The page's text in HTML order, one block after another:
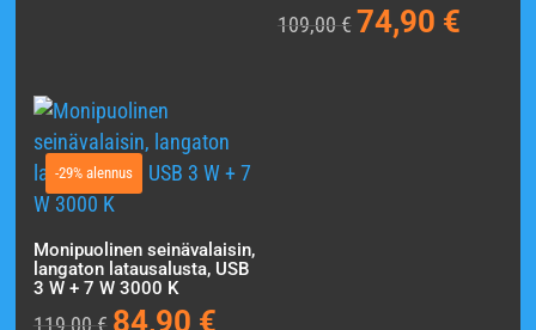
109,00€Alkuperäinen
74,90 €Nykyinen
-29% alennus
Monipuolinen seinävalaisin,
langaton latausalusta, USB
3 W + 7 W 3000 K
Alkuperäinen
84,90 €Nykyinen